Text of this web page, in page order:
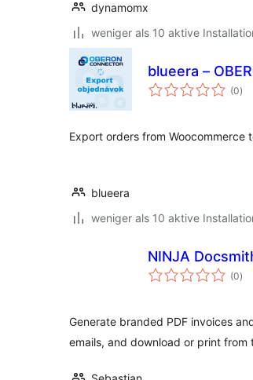
dynamomx
weniger als 10 aktive
blueera –
(0)
Export orders from Woocommerce
blueera
weniger als 10 aktive
NINJA
(0)
Generate branded PDF invoices
emails, and download or print from